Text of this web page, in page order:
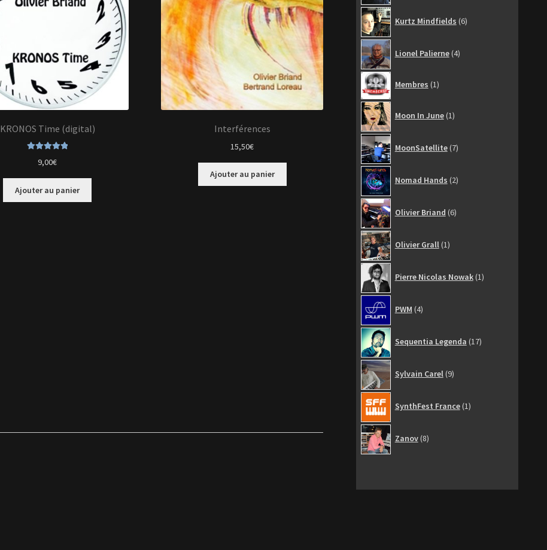
KRONOS Time (digital)
9,00€
Ajouter au panier
Interférences
15,50€
Ajouter au panier
Kurtz Mindfields 6produits
Lionel Palierne 4produits
Membres 1
produit
Moon In June 1produit
MoonSatellite 7produits
Nomad Hands 2produits
Olivier Briand 6produits
Olivier Grall 1produit
Pierre Nicolas Nowak 1produit
PWM 4produits
Sequentia Legenda 17produits
Sylvain Carel 9produits
SynthFest France 1produit
Zanov 8produits